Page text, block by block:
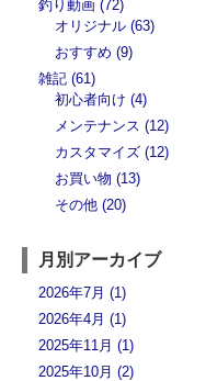
釣り動画 (72)
オリジナル (63)
おすすめ (9)
雑記 (61)
初心者向け (4)
メンテナンス (12)
カスタマイズ (12)
お買い物 (13)
その他 (20)
月別アーカイブ
2026年7月 (1)
2026年4月 (1)
2025年11月 (1)
2025年10月 (2)